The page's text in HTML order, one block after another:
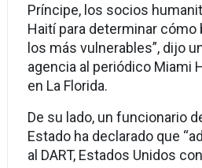
Príncipe, los socios
Haití para determinar cómo
los más vulnerables”, dijo
agencia al periódico Miami
en La Florida.
De su lado, un funcionario
Estado ha declarado que
al DART, Estados Unidos